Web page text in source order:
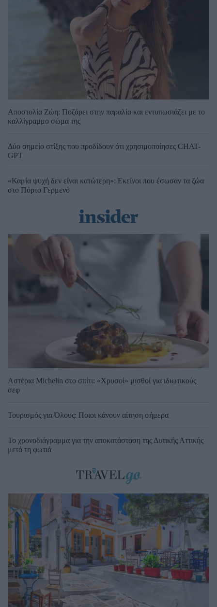
Αποστολία Ζώη: Ποζάρει στην παραλία και εντυπωσιάζει με το
καλλίγραμμο σώμα της
Δύο σημείο στίξης που προδίδουν ότι χρησιμοποίησες CHAT-
GPT
«Καμία ψυχή δεν είναι κατώτερη»: Εκείνοι που έσωσαν τα ζώα
στο Πόρτο Γερμενό
Αστέρια Michelin στο σπίτι: «Χρυσοί» μισθοί για ιδιωτικούς
σεφ
Τουρισμός για Όλους: Ποιοι κάνουν αίτηση σήμερα
Το χρονοδιάγραμμα για την αποκατάσταση της Δυτικής Αττικής
μετά τη φωτιά